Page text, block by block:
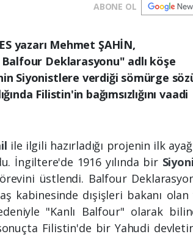
ABONE OL
yazarı Mehmet ŞAHİN,
Deklarasyonu" adlı köşe
Siyonistlere verdiği sömürge
Filistin'in bağımsızlığını vaadi
ile ilgili hazırladığı projenin ilk
İngiltere'de 1916 yılında bir
üstlendi. Balfour
kabinesinde dışişleri bakanı olan
"Kanlı Balfour" olarak
Filistin'de bir Yahudi